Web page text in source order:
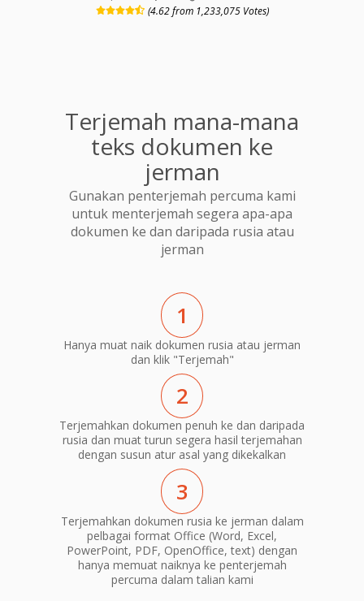
(4.62 from 1,233,075 Votes)
Terjemah mana-mana
teks dokumen ke
jerman
Gunakan penterjemah percuma kami
untuk menterjemah segera apa-apa
dokumen ke dan daripada rusia atau
jerman
1
Hanya muat naik dokumen rusia atau jerman
dan klik "Terjemah"
2
Terjemahkan dokumen penuh ke dan daripada
rusia dan muat turun segera hasil terjemahan
dengan susun atur asal yang dikekalkan
3
Terjemahkan dokumen rusia ke jerman dalam
pelbagai format Office (Word, Excel,
PowerPoint, PDF, OpenOffice, text) dengan
hanya memuat naiknya ke penterjemah
percuma dalam talian kami